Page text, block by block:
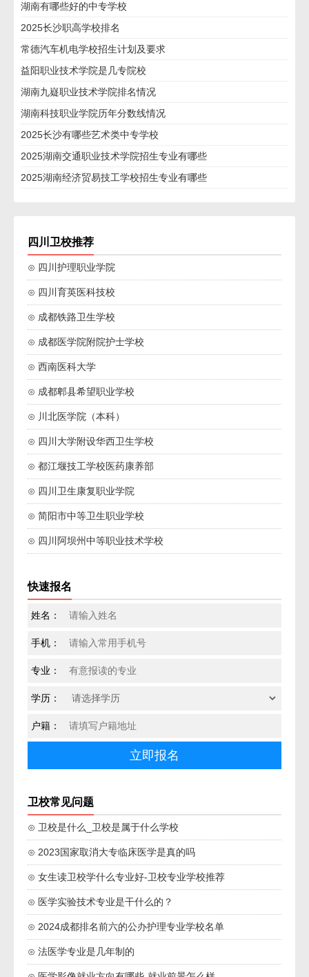
湖南有哪些好的中专学校
2025长沙职高学校排名
常德汽车机电学校招生计划及要求
益阳职业技术学院是几专院校
湖南九嶷职业技术学院排名情况
湖南科技职业学院历年分数线情况
2025长沙有哪些艺术类中专学校
2025湖南交通职业技术学院招生专业有哪些
2025湖南经济贸易技工学校招生专业有哪些
四川卫校推荐
⊙ 四川护理职业学院
⊙ 四川育英医科技校
⊙ 成都铁路卫生学校
⊙ 成都医学院附院护士学校
⊙ 西南医科大学
⊙ 成都郫县希望职业学校
⊙ 川北医学院（本科）
⊙ 四川大学附设华西卫生学校
⊙ 都江堰技工学校医药康养部
⊙ 四川卫生康复职业学院
⊙ 简阳市中等卫生职业学校
⊙ 四川阿坝州中等职业技术学校
快速报名
姓名：
手机：
专业：
学历：
户籍：
卫校常见问题
⊙ 卫校是什么_卫校是属于什么学校
⊙ 2023国家取消大专临床医学是真的吗
⊙ 女生读卫校学什么专业好-卫校专业学校推荐
⊙ 医学实验技术专业是干什么的？
⊙ 2024成都排名前六的公办护理专业学校名单
⊙ 法医学专业是几年制的